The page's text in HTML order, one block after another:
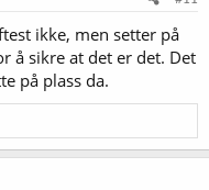
ikke, men setter på
å sikre at det er det. Det
på plass da.